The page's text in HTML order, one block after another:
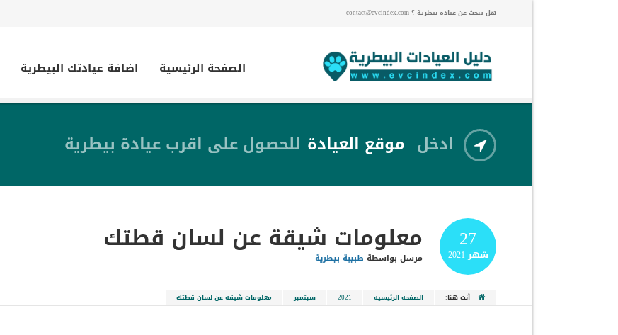
هل تبحث عن عيادة بيطرية ؟ contact@evcindex.com
الصفحة الرئيسية اضافة عيادتك البيطرية
ادخل موقع العيادة للحصول على اقرب عيادة بيطرية
27شهر 2021 معلومات شيقة عن لسان قطتك
مرسل بواسطة طبيبة بيطرية
أنت هنا: الصفحة الرئيسية 2021 سبتمبر معلومات شيقة عن لسان قطتك